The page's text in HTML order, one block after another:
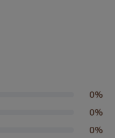
0%
0%
0%